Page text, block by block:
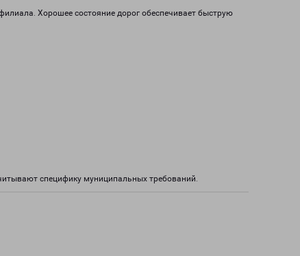
Хорошее состояние дорог обеспечивает быструю
специфику муниципальных требований.